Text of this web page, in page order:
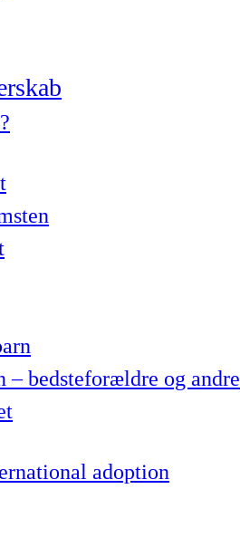
– bedsteforældre og andre
adoption